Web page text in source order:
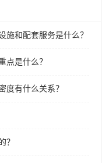
施和配套服务是什么？
点是什么？
度有什么关系？
？